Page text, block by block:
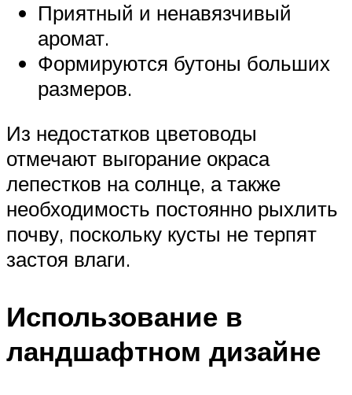
Приятный и ненавязчивый
аромат.
Формируются бутоны больших
размеров.
Из недостатков цветоводы
отмечают выгорание окраса
лепестков на солнце, а также
необходимость постоянно рыхлить
почву, поскольку кусты не терпят
застоя влаги.
Использование в
ландшафтном дизайне